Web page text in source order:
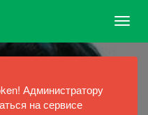
Администратору
на сервисе